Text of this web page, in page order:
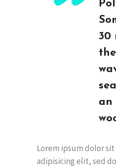
30
an
Lorem ipsum dolor
adipisicing elit, sed